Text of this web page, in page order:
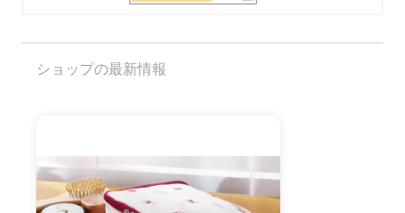
ショップの最新情報